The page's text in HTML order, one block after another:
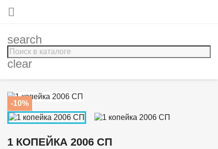

search
clear
-10%
1 КОПЕЙКА 2006 СП